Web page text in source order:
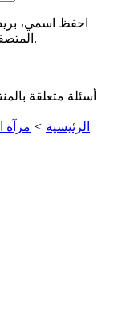
احفظ اسمي،
المتصفح لاستخدامه في المرة المقبلة التي أعلق فيها.
أسئلة متعلقة
الرئيسية > مرآة